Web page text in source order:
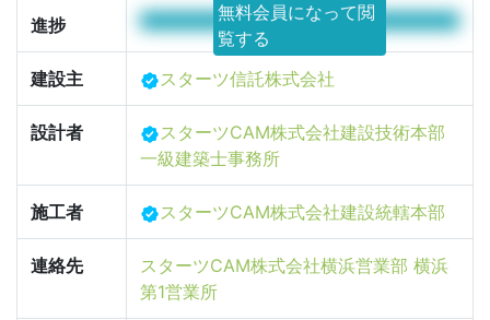
進捗 100%
無料会員になって閲
覧する
建設主
スターツ信託株式会社
設計者
スターツCAM株式会社建設技術本部
一級建築士事務所
施工者 スターツCAM株式会社建設統轄本部
連絡先
スターツCAM株式会社横浜営業部 横浜
第1営業所